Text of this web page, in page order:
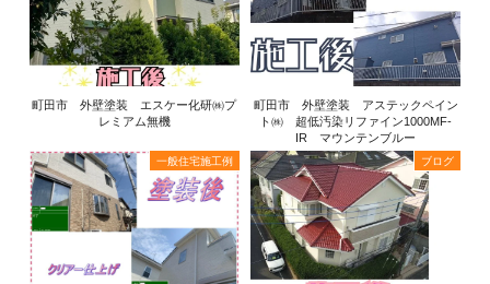
町田市 外壁塗装 エスケー化研㈱プ
レミアム無機
町田市 外壁塗装 アステックペイン
ト㈱ 超低汚染リファイン1000MF-
IR マウンテンブルー
一般住宅施工例 ブログ